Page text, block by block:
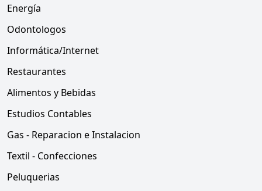
Energía
Odontologos
Informática/Internet
Restaurantes
Alimentos y Bebidas
Estudios Contables
Gas - Reparacion e Instalacion
Textil - Confecciones
Peluquerias